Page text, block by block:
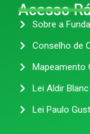
Acesso
Sobre a
Conselho de
Mapeamento
Lei Aldir Blanc
Lei Paulo